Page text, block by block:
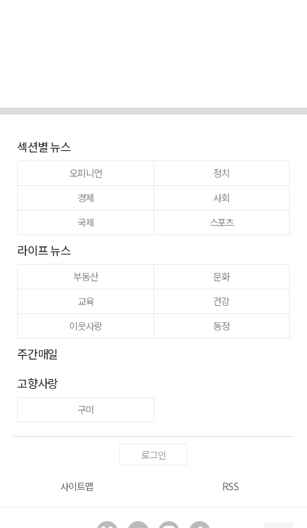
섹션별 뉴스
오피니언
정치
경제
사회
국제
스포츠
라이프 뉴스
부동산
문화
교육
건강
이웃사랑
동정
주간매일
고향사랑
구미
로그인
사이트맵 RSS